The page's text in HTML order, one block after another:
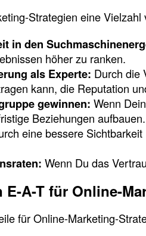
Strategien eine
in den
höher zu ranken.
als Experte: Durch die
kann, die Reputation
gewinnen: Wenn
Beziehungen aufbauen.
eine bessere
Wenn Du das
E-A-T für Online-
für Online-Marketing-